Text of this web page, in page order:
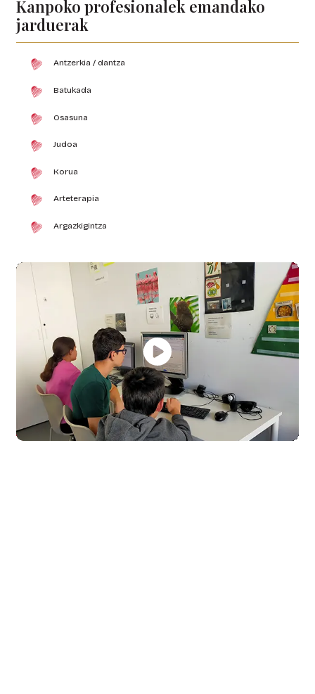
Kanpoko profesionalek emandako
jarduerak
Antzerkia / dantza
Batukada
Osasuna
Judoa
Korua
Arteterapia
Argazkigintza